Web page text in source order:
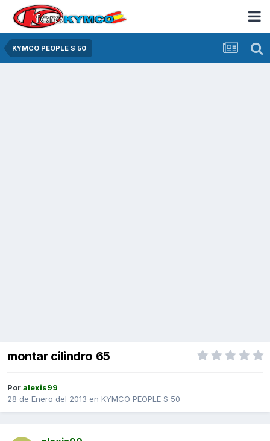
KYMCO PEOPLE S 50
montar cilindro 65
Poralexis99
28 de Enero del 2013 en KYMCO PEOPLE S 50